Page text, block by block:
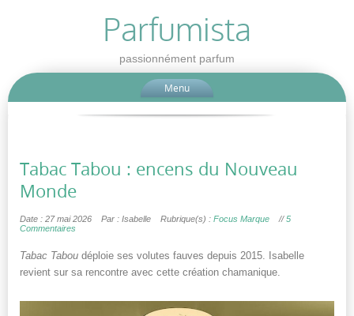
Parfumista
passionnément parfum
Menu
Tabac Tabou : encens du Nouveau
Monde
Date : 27 mai 2026 Par : Isabelle Rubrique(s) : Focus Marque //5
Commentaires
Tabac Tabou déploie ses volutes fauves depuis 2015. Isabelle
revient sur sa rencontre avec cette création chamanique.